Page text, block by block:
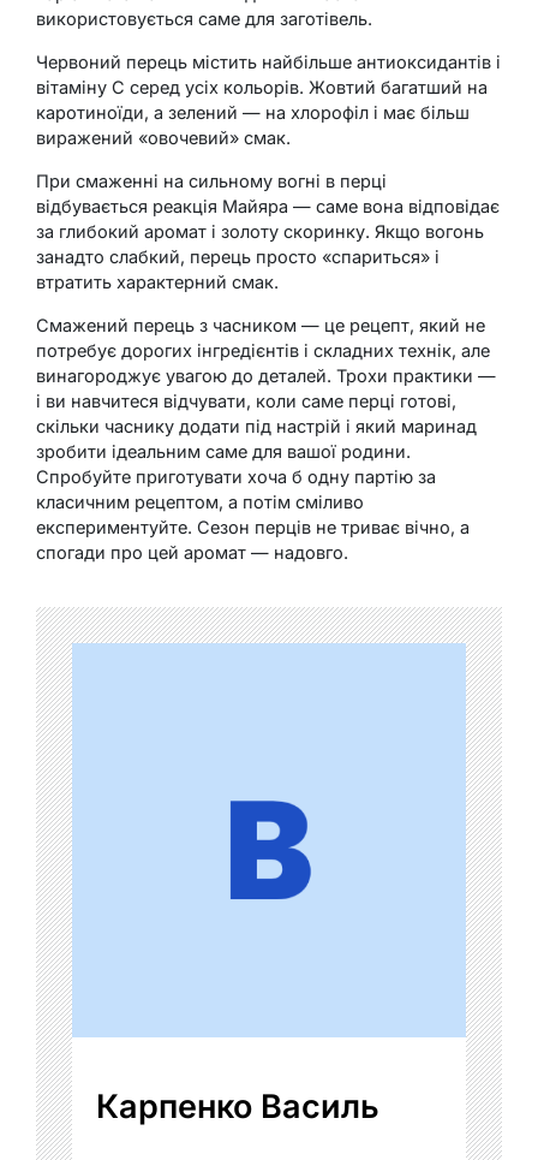
використовується саме для заготівель.
Червоний перець містить найбільше антиоксидантів і
вітаміну C серед усіх кольорів. Жовтий багатший на
каротиноїди, а зелений — на хлорофіл і має більш
виражений «овочевий» смак.
При смаженні на сильному вогні в перці
відбувається реакція Майяра — саме вона відповідає
за глибокий аромат і золоту скоринку. Якщо вогонь
занадто слабкий, перець просто «спариться» і
втратить характерний смак.
Смажений перець з часником — це рецепт, який не
потребує дорогих інгредієнтів і складних технік, але
винагороджує увагою до деталей. Трохи практики —
і ви навчитеся відчувати, коли саме перці готові,
скільки часнику додати під настрій і який маринад
зробити ідеальним саме для вашої родини.
Спробуйте приготувати хоча б одну партію за
класичним рецептом, а потім сміливо
експериментуйте. Сезон перців не триває вічно, а
спогади про цей аромат — надовго.
Карпенко Василь